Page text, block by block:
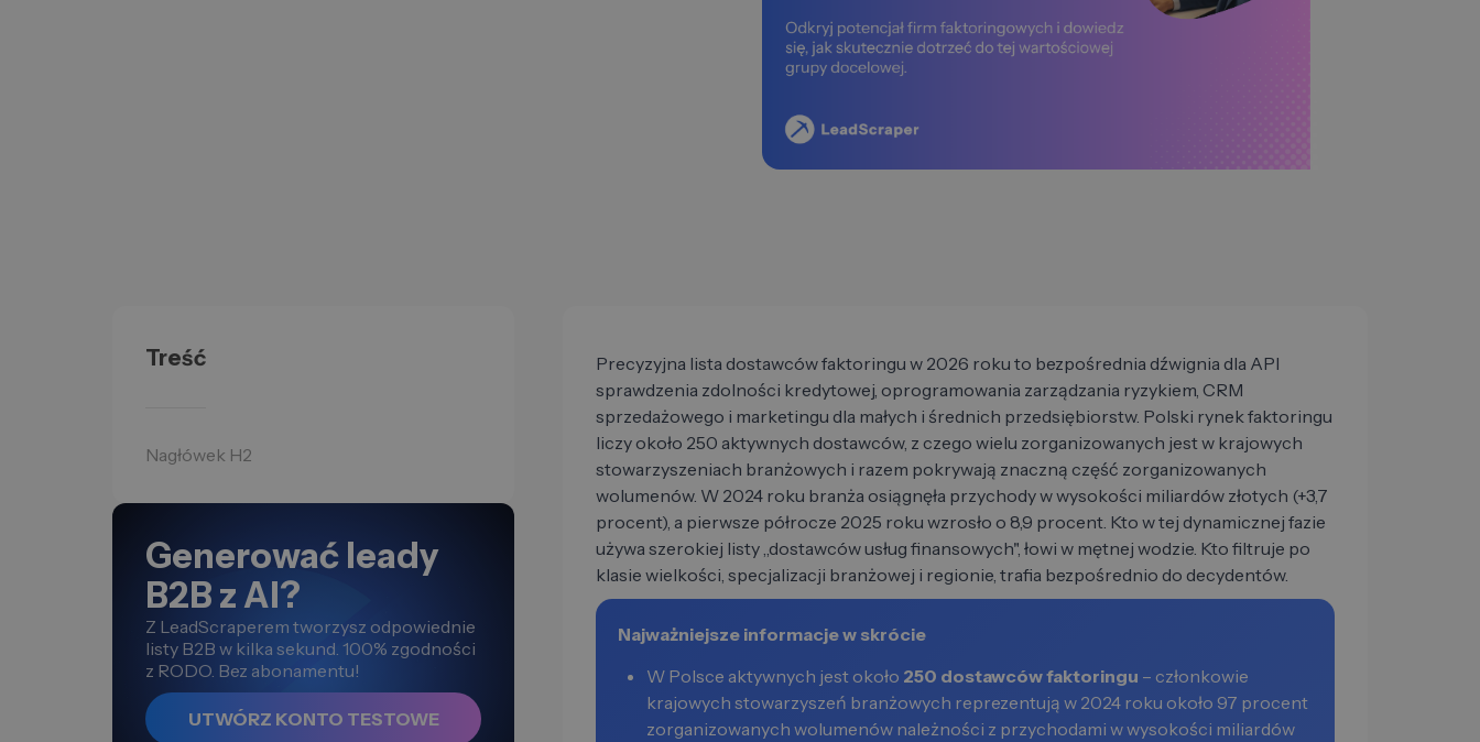
Treść
Nagłówek H2
Generować leady
B2B z AI?
Z LeadScraperem tworzysz odpowiednie
listy B2B w kilka sekund. 100% zgodności
z RODO. Bez abonamentu!
UTWÓRZ KONTO TESTOWE
Precyzyjna lista dostawców faktoringu w 2026 roku to bezpośrednia dźwignia dla API
sprawdzenia zdolności kredytowej, oprogramowania zarządzania ryzykiem, CRM
sprzedażowego i marketingu dla małych i średnich przedsiębiorstw. Polski rynek faktoringu
liczy około 250 aktywnych dostawców, z czego wielu zorganizowanych jest w krajowych
stowarzyszeniach branżowych i razem pokrywają znaczną część zorganizowanych
wolumenów. W 2024 roku branża osiągnęła przychody w wysokości miliardów złotych (+3,7
procent), a pierwsze półrocze 2025 roku wzrosło o 8,9 procent. Kto w tej dynamicznej fazie
używa szerokiej listy „dostawców usług finansowych", łowi w mętnej wodzie. Kto filtruje po
klasie wielkości, specjalizacji branżowej i regionie, trafia bezpośrednio do decydentów.
Najważniejsze informacje w skrócie
W Polsce aktywnych jest około 250 dostawców faktoringu – członkowie
krajowych stowarzyszeń branżowych reprezentują w 2024 roku około 97 procent
zorganizowanych wolumenów należności z przychodami w wysokości miliardów